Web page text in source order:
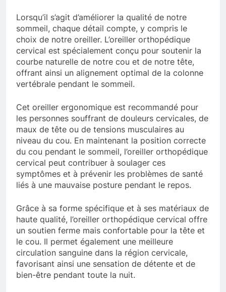
Lorsqu’il s’agit d’améliorer la qualité de notre
sommeil, chaque détail compte, y compris le
choix de notre oreiller. L’oreiller orthopédique
cervical est spécialement conçu pour soutenir la
courbe naturelle de notre cou et de notre tête,
offrant ainsi un alignement optimal de la colonne
vertébrale pendant le sommeil.
Cet oreiller ergonomique est recommandé pour
les personnes souffrant de douleurs cervicales, de
maux de tête ou de tensions musculaires au
niveau du cou. En maintenant la position correcte
du cou pendant le sommeil, l’oreiller orthopédique
cervical peut contribuer à soulager ces
symptômes et à prévenir les problèmes de santé
liés à une mauvaise posture pendant le repos.
Grâce à sa forme spécifique et à ses matériaux de
haute qualité, l’oreiller orthopédique cervical offre
un soutien ferme mais confortable pour la tête et
le cou. Il permet également une meilleure
circulation sanguine dans la région cervicale,
favorisant ainsi une sensation de détente et de
bien-être pendant toute la nuit.